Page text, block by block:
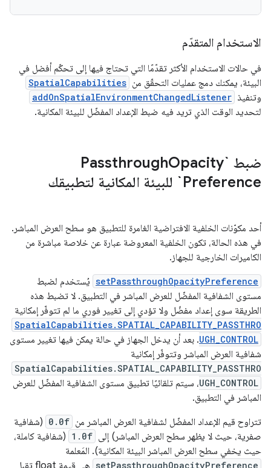
الاستخدام المتقدّم
في حالات الاستخدام الأكثر تقدّمًا التي تحتاج فيها إلى تحكّم أفضل في
البيئة، يمكنك دمج عمليات التحقّق من SpatialCapabilities
وتنفيذ addOnSpatialEnvironmentChangedListener
لتحديد الوقت الذي تريد فيه ضبط الإعداد المفضّل للبيئة المكانية.
ضبط `PassthroughOpacity
Preference` للبيئة المكانية لتطبيقك
أحد مكوّنات الخلفية الافتراضية الغامرة للتطبيق هو سطح العرض المباشر.
في هذه الحالة، تكون الخلفية المعروضة عبارة عن خلاصة مباشرة من
الكاميرات الخارجية للجهاز.
setPassthroughOpacityPreference يُستخدم لضبط
مستوى الشفافية المفضّل للعرض المباشر في التطبيق. لا تضبط هذه
الطريقة سوى إعداد مفضّل ولا تؤدي إلى تغيير فوري ما لم تتوفّر إمكانية
SpatialCapabilities.SPATIAL_CAPABILITY_PASSTHRO
UGH_CONTROL. بعد أن يدخل الجهاز في حالة يمكن فيها تغيير مستوى
شفافية العرض المباشر وتتوفّر إمكانية
SpatialCapabilities.SPATIAL_CAPABILITY_PASSTHRO
UGH_CONTROL، سيتم تلقائيًا تطبيق مستوى الشفافية المفضّل للعرض
المباشر في التطبيق.
تتراوح قيم الإعداد المفضّل لشفافية العرض المباشر من 0.0f (شفافية
صفرية، حيث لا يظهر سطح العرض المباشر) إلى 1.0f (شفافية كاملة،
حيث يخفي سطح العرض المباشر البيئة المكانية). المَعلمة
setPassthroughOpacityPreference هي قيمة float تقبل